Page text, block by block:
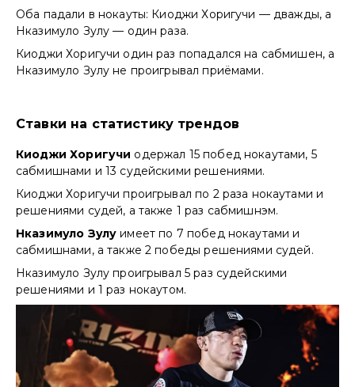
Оба падали в нокауты: Киоджи Хоригучи — дважды, а
Нказимуло Зулу — один раза.
Киоджи Хоригучи один раз попадался на сабмишен, а
Нказимуло Зулу не проигрывал приёмами.
Ставки на статистику трендов
Киоджи Хоригучи одержал 15 побед нокаутами, 5
сабмишнами и 13 судейскими решениями.
Киоджи Хоригучи проигрывал по 2 раза нокаутами и
решениями судей, а также 1 раз сабмишнэм.
Нказимуло Зулу имеет по 7 побед нокаутами и
сабмишнами, а также 2 победы решениями судей.
Нказимуло Зулу проигрывал 5 раз судейскими
решениями и 1 раз нокаутом.